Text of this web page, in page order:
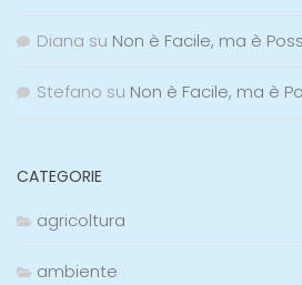
Diana su Non è Facile, ma è
Stefano su Non è Facile, ma è
CATEGORIE
agricoltura
ambiente